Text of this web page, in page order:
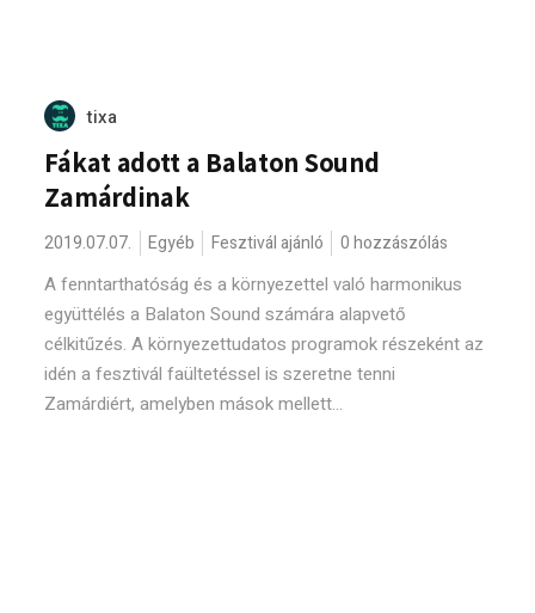
tixa
Fákat adott a Balaton Sound
Zamárdinak
2019.07.07. Egyéb Fesztivál ajánló 0 hozzászólás
A fenntarthatóság és a környezettel való harmonikus
együttélés a Balaton Sound számára alapvető
célkitűzés. A környezettudatos programok részeként az
idén a fesztivál faültetéssel is szeretne tenni
Zamárdiért, amelyben mások mellett...